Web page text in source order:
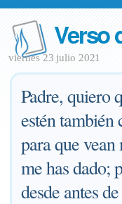
Verso
viernes 23 julio 2021
Padre, quiero
estén también
para que
me has dado;
desde antes